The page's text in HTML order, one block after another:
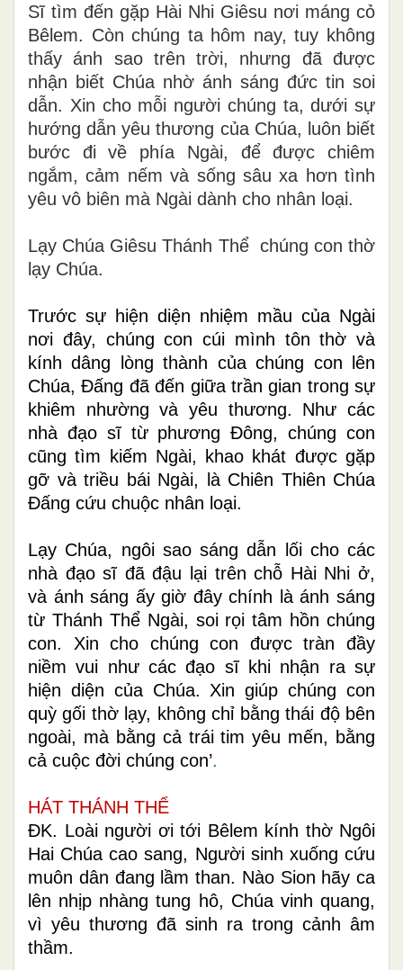
Sĩ tìm đến gặp Hài Nhi Giêsu nơi máng cỏ
Bêlem. Còn chúng ta hôm nay, tuy không
thấy ánh sao trên trời, nhưng đã được
nhận biết Chúa nhờ ánh sáng đức tin soi
dẫn. Xin cho mỗi người chúng ta, dưới sự
hướng dẫn yêu thương của Chúa, luôn biết
bước đi về phía Ngài, để được chiêm
ngắm, cảm nếm và sống sâu xa hơn tình
yêu vô biên mà Ngài dành cho nhân loại.
Lạy Chúa Giêsu Thánh Thể chúng con thờ
lạy Chúa.
Trước sự hiện diện nhiệm mầu của Ngài
nơi đây, chúng con cúi mình tôn thờ và
kính dâng lòng thành của chúng con lên
Chúa, Đấng đã đến giữa trần gian trong sự
khiêm nhường và yêu thương. Như các
nhà đạo sĩ từ phương Đông, chúng con
cũng tìm kiếm Ngài, khao khát được gặp
gỡ và triều bái Ngài, là Chiên Thiên Chúa
Đấng cứu chuộc nhân loại.
Lạy Chúa, ngôi sao sáng dẫn lối cho các
nhà đạo sĩ đã đậu lại trên chỗ Hài Nhi ở,
và ánh sáng ấy giờ đây chính là ánh sáng
từ Thánh Thể Ngài, soi rọi tâm hồn chúng
con. Xin cho chúng con được tràn đầy
niềm vui như các đạo sĩ khi nhận ra sự
hiện diện của Chúa. Xin giúp chúng con
quỳ gối thờ lạy, không chỉ bằng thái độ bên
ngoài, mà bằng cả trái tim yêu mến, bằng
cả cuộc đời chúng con’.
HÁT THÁNH THỂ
ĐK. Loài người ơi tới Bêlem kính thờ Ngôi
Hai Chúa cao sang, Người sinh xuống cứu
muôn dân đang lầm than. Nào Sion hãy ca
lên nhịp nhàng tung hô, Chúa vinh quang,
vì yêu thương đã sinh ra trong cảnh âm
thầm.